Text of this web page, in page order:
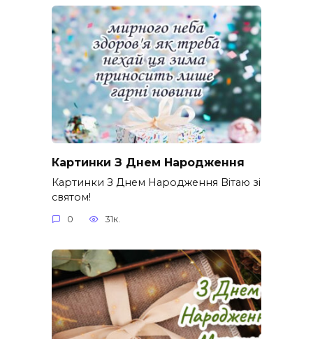
Картинки З Днем Народження
Картинки З Днем Народження Вітаю зі
святом!
0 31к.